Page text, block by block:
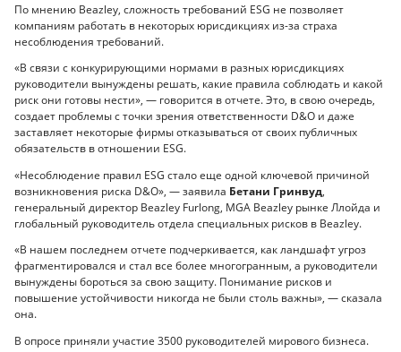
По мнению Beazley, сложность требований ESG не позволяет
компаниям работать в некоторых юрисдикциях из-за страха
несоблюдения требований.
«В связи с конкурирующими нормами в разных юрисдикциях
руководители вынуждены решать, какие правила соблюдать и какой
риск они готовы нести», — говорится в отчете. Это, в свою очередь,
создает проблемы с точки зрения ответственности D&O и даже
заставляет некоторые фирмы отказываться от своих публичных
обязательств в отношении ESG.
«Несоблюдение правил ESG стало еще одной ключевой причиной
возникновения риска D&O», — заявила Бетани Гринвуд,
генеральный директор Beazley Furlong, MGA Beazley рынке Ллойда и
глобальный руководитель отдела специальных рисков в Beazley.
«В нашем последнем отчете подчеркивается, как ландшафт угроз
фрагментировался и стал все более многогранным, а руководители
вынуждены бороться за свою защиту. Понимание рисков и
повышение устойчивости никогда не были столь важны», — сказала
она.
В опросе приняли участие 3500 руководителей мирового бизнеса.